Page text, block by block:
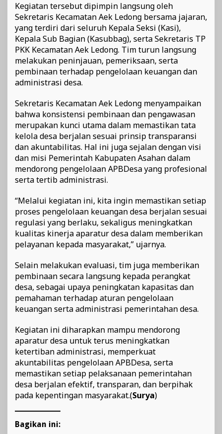
Kegiatan tersebut dipimpin langsung oleh
Sekretaris Kecamatan Aek Ledong bersama jajaran,
yang terdiri dari seluruh Kepala Seksi (Kasi),
Kepala Sub Bagian (Kasubbag), serta Sekretaris TP
PKK Kecamatan Aek Ledong. Tim turun langsung
melakukan peninjauan, pemeriksaan, serta
pembinaan terhadap pengelolaan keuangan dan
administrasi desa.
Sekretaris Kecamatan Aek Ledong menyampaikan
bahwa konsistensi pembinaan dan pengawasan
merupakan kunci utama dalam memastikan tata
kelola desa berjalan sesuai prinsip transparansi
dan akuntabilitas. Hal ini juga sejalan dengan visi
dan misi Pemerintah Kabupaten Asahan dalam
mendorong pengelolaan APBDesa yang profesional
serta tertib administrasi.
“Melalui kegiatan ini, kita ingin memastikan setiap
proses pengelolaan keuangan desa berjalan sesuai
regulasi yang berlaku, sekaligus meningkatkan
kualitas kinerja aparatur desa dalam memberikan
pelayanan kepada masyarakat,” ujarnya.
Selain melakukan evaluasi, tim juga memberikan
pembinaan secara langsung kepada perangkat
desa, sebagai upaya peningkatan kapasitas dan
pemahaman terhadap aturan pengelolaan
keuangan serta administrasi pemerintahan desa.
Kegiatan ini diharapkan mampu mendorong
aparatur desa untuk terus meningkatkan
ketertiban administrasi, memperkuat
akuntabilitas pengelolaan APBDesa, serta
memastikan setiap pelaksanaan pemerintahan
desa berjalan efektif, transparan, dan berpihak
pada kepentingan masyarakat.(Surya)
Bagikan ini: